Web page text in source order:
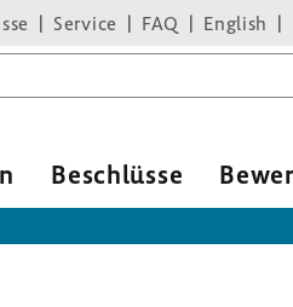
Service FAQ English
Beschlüsse